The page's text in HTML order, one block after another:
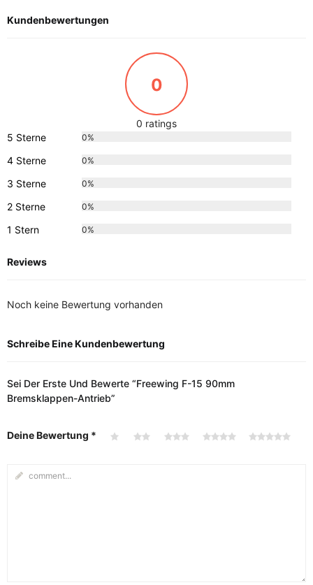
Kundenbewertungen
0
0 ratings
5 Sterne
0%
4 Sterne 0%
3 Sterne 0%
2 Sterne 0%
1 Stern 0%
Reviews
Noch keine Bewertung vorhanden
Schreibe Eine Kundenbewertung
Sei Der Erste Und Bewerte “Freewing F-15 90mm
Bremsklappen-Antrieb”
Deine Bewertung *